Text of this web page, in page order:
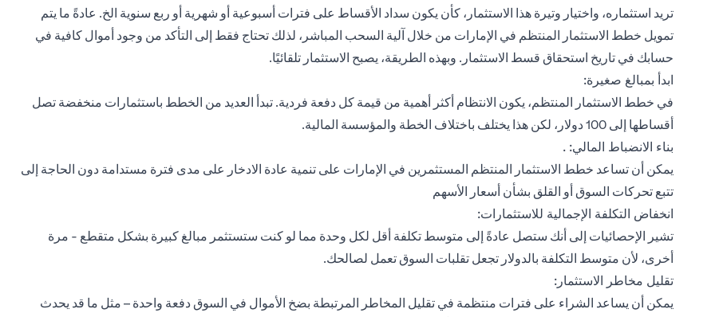
تريد استثماره، واختيار وتيرة هذا الاستثمار، كأن يكون سداد الأقساط على فترات أسبوعية أو شهرية أو ربع سنوية الخ. عادةً ما يتم
تمويل خطط الاستثمار المنتظم في الإمارات من خلال آلية السحب المباشر، لذلك تحتاج فقط إلى التأكد من وجود أموال كافية في
حسابك في تاريخ استحقاق قسط الاستثمار. وبهذه الطريقة، يصبح الاستثمار تلقائيًا.
ابدأ بمبالغ صغيرة:
في خطط الاستثمار المنتظم، يكون الانتظام أكثر أهمية من قيمة كل دفعة فردية. تبدأ العديد من الخطط باستثمارات منخفضة تصل
أقساطها إلى 100 دولار، لكن هذا يختلف باختلاف الخطة والمؤسسة المالية.
بناء الانضباط المالي: .
يمكن أن تساعد خطط الاستثمار المنتظم المستثمرين في الإمارات على تنمية عادة الادخار على مدى فترة مستدامة دون الحاجة إلى
تتبع تحركات السوق أو القلق بشأن أسعار الأسهم
انخفاض التكلفة الإجمالية للاستثمارات:
تشير الإحصائيات إلى أنك ستصل عادةً إلى متوسط ​​تكلفة أقل لكل وحدة مما لو كنت ستستثمر مبالغ كبيرة بشكل متقطع - مرة
أخرى، لأن متوسط التكلفة بالدولار تجعل تقلبات السوق تعمل لصالحك.
تقليل مخاطر الاستثمار:
يمكن أن يساعد الشراء على فترات منتظمة في تقليل المخاطر المرتبطة بضخ الأموال في السوق دفعة واحدة – مثل ما قد يحدث